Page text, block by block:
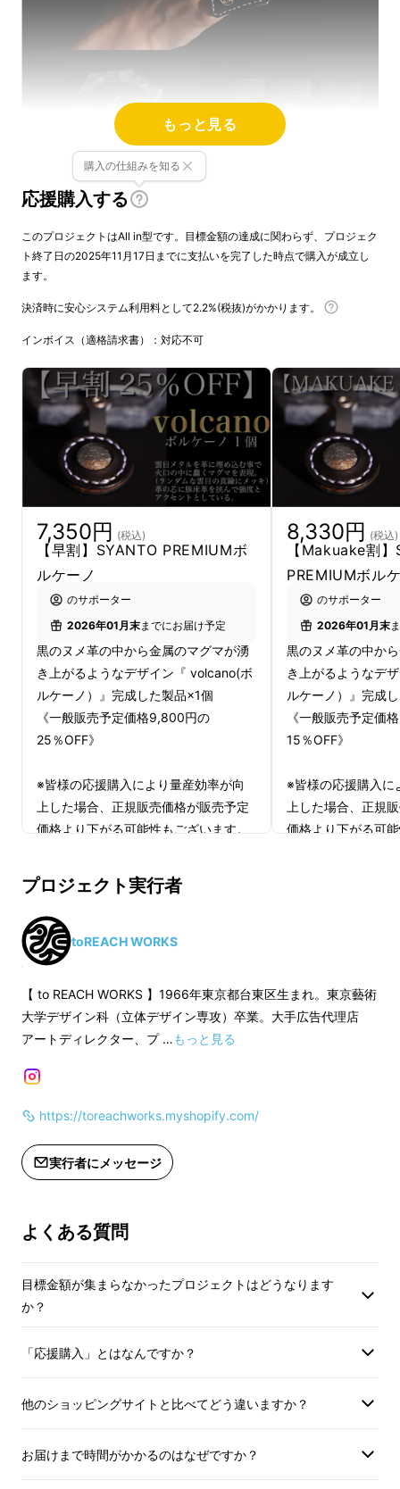
もっと見る
応援購入する
購入の仕組みを知る
このプロジェクトはAll in型です。目標金額の達成に関わらず、プロジェク
ト終了日の2025年11月17日までに支払いを完了した時点で購入が成立し
ます。
決済時に安心システム利用料として2.2%(税抜)がかかります。
インボイス（適格請求書）：対応不可
7,350円 (税込)
【早割】SYANTO PREMIUMボ
ルケーノ
のサポーター
2026年01月末までにお届け予定
黒のヌメ革の中から金属のマグマが湧
き上がるようなデザイン『 volcano(ボ
ルケーノ）』完成した製品×1個
《一般販売予定価格9,800円の
25％OFF》
※皆様の応援購入により量産効率が向
上した場合、正規販売価格が販売予定
価格より下がる可能性もございます。
もございます。ご了承ください。 ※ご
注文状況、使用部材の供給状況、製造
工程上の都合等により出荷時期が遅れ
る場合があります。
8,330円 (税込)
【Makuake割
PREMIUMボル
のサポーター
2026年01月末
黒のヌメ革の中か
き上がるようなデ
ルケーノ）』完成
《一般販売予定価
15％OFF》
※皆様の応援購入に
上した場合、正規
価格より下がる可
プロジェクト実行者
toREACH WORKS
【 to REACH WORKS 】1966年東京都台東区生まれ。東京藝術
大学デザイン科（立体デザイン専攻）卒業。大手広告代理店
アートディレクター、プ …もっと見る
https://toreachworks.myshopify.com/
実行者にメッセージ
よくある質問
目標金額が集まらなかったプロジェクトはどうなります
か？
「応援購入」とはなんですか？
他のショッピングサイトと比べてどう違いますか？
お届けまで時間がかかるのはなぜですか？